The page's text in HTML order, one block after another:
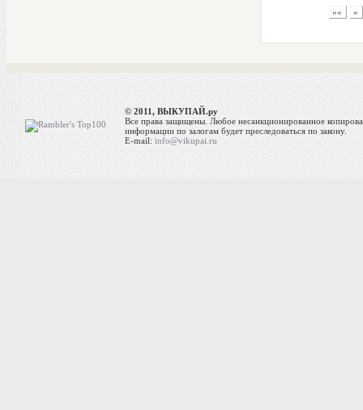
«« «
© 2011, ВЫКУПАЙ.ру
Все права защищены. Любое несанкционированное
информации по залогам будет преследоваться по закону.
E-mail:info@vikupai.ru